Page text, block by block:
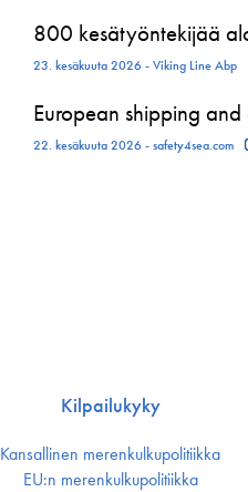
800 kesätyöntekijää
23. kesäkuuta 2026 - Viking Line Abp
European shipping and
22. kesäkuuta 2026 - safety4sea.com
Kilpailukyky
Kansallinen merenkulku­politiikka
EU:n merenkulku­politiikka